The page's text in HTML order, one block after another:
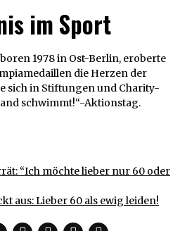
im Sport
1978 in Ost-Berlin, eroberte
die Herzen der
sich in Stiftungen und Charity-
schwimmt!“-Aktionstag.
“Ich möchte lieber nur 60 oder
aus: Lieber 60 als ewig leiden!